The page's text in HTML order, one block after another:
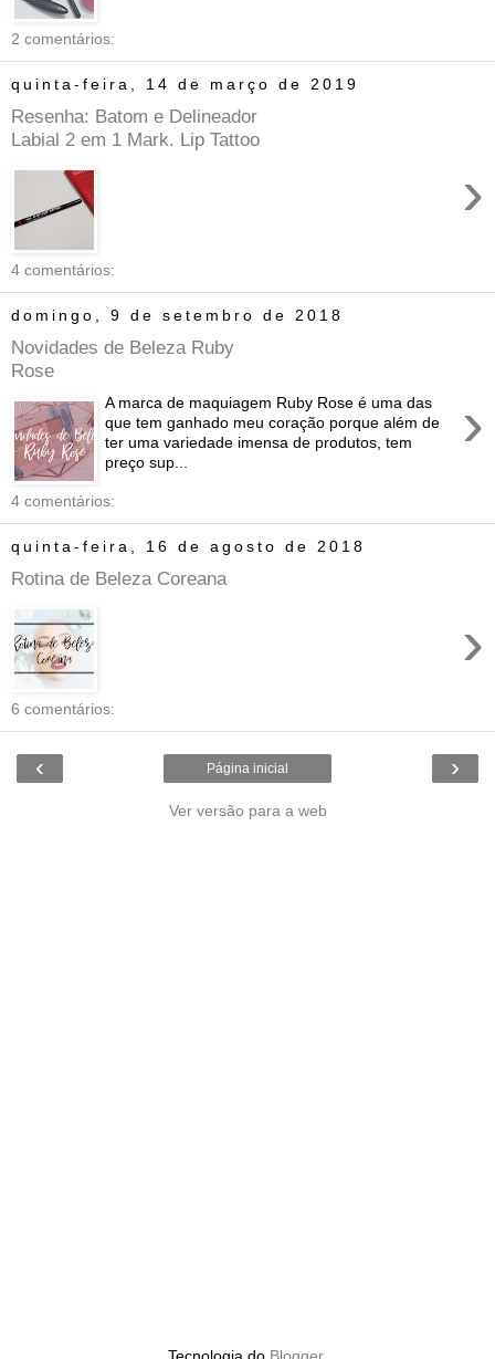
2 comentários:
quinta-feira, 14 de março de 2019
Resenha: Batom e Delineador
Labial 2 em 1 Mark. Lip Tattoo
›
4 comentários:
domingo, 9 de setembro de 2018
Novidades de Beleza Ruby
Rose
›
A marca de maquiagem Ruby Rose é uma das
que tem ganhado meu coração porque além de
ter uma variedade imensa de produtos, tem
preço sup...
4 comentários:
quinta-feira, 16 de agosto de 2018
Rotina de Beleza Coreana
›
6 comentários:
‹ ›
Página inicial
Ver versão para a web